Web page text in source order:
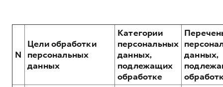
от 3 449 000 ₽
Крупным корпоративным клиентам
Система управления автопарком
Сервис для корпоративных клиентов
Руководства по эксплуатации
Подписки
АКСЕССУАРЫ HAVAL
N
Цели обработки
персональных
данных
Категории
персональных
данных,
подлежащих
обработке
данных,